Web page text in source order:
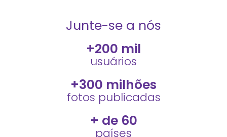
Junte-se a nós
usuários
+200 mil
fotos publicadas
+300 milhões
países
+ de 60